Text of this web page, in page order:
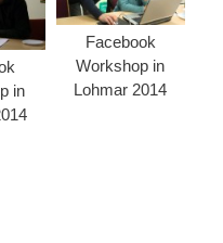
in
Facebook
Workshop in
Lohmar 2014